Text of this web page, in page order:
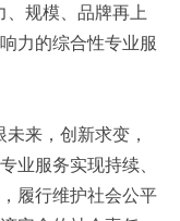
、规模、品牌再上
力的综合性专业服
来，创新求变，
业服务实现持续、
履行维护社会公平